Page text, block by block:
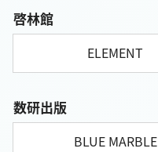
啓林館
ELEMENT
数研出版
BLUE MARBLE